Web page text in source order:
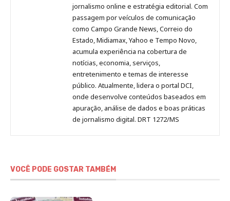
Pinterest
LinkedInInstagram
FacebookMalagolini
jornalismo online e estratégia editorial. Com
passagem por veículos de comunicação
como Campo Grande News, Correio do
Estado, Midiamax, Yahoo e Tempo Novo,
acumula experiência na cobertura de
notícias, economia, serviços,
entretenimento e temas de interesse
público. Atualmente, lidera o portal DCI,
onde desenvolve conteúdos baseados em
apuração, análise de dados e boas práticas
de jornalismo digital. DRT 1272/MS
VOCÊ PODE GOSTAR TAMBÉM